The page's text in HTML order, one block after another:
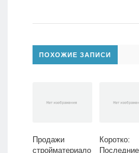
ПОХОЖИЕ ЗАПИСИ
Продажи
стройматериало
Коротко:
Последние